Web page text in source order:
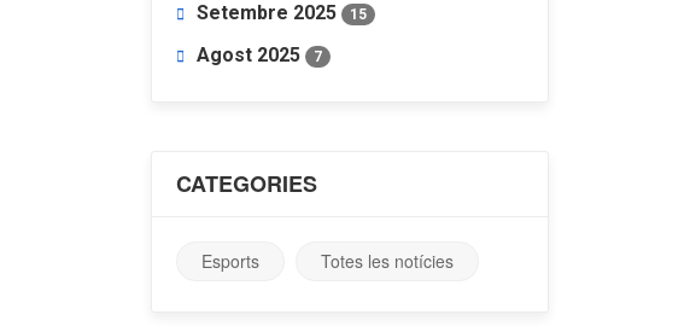
Setembre 2025 15
Agost 2025 7
CATEGORIES
Esports Totes les notícies